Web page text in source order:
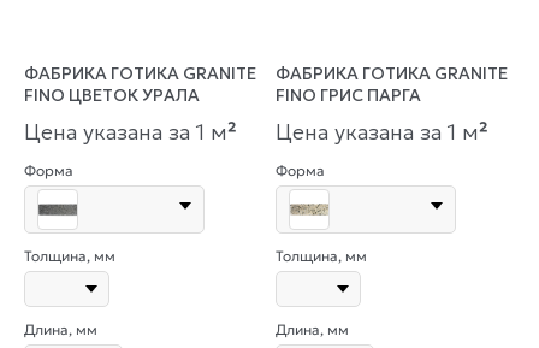
ФАБРИКА ГОТИКА GRANITE
FINO ЦВЕТОК УРАЛА
Цена указана за 1 м²
Форма
Толщина, мм
Длина, мм
ФАБРИКА ГОТИКА GRANITE
FINO ГРИС ПАРГА
Цена указана за 1 м²
Форма
Толщина, мм
Длина, мм